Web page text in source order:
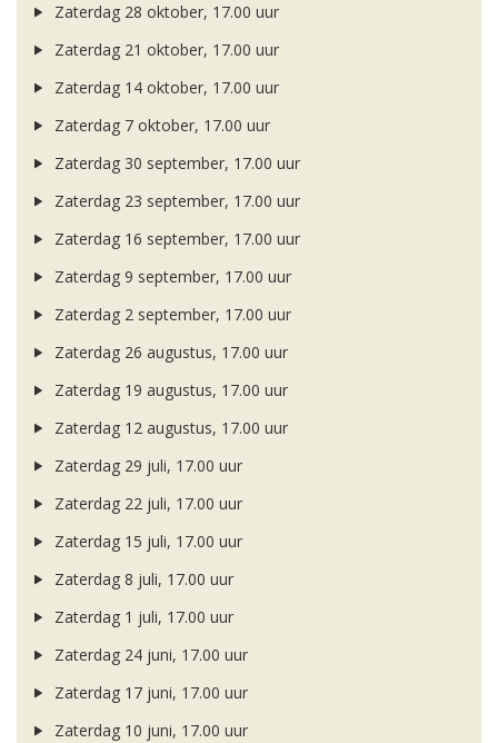
Zaterdag 28 oktober, 17.00 uur
Zaterdag 21 oktober, 17.00 uur
Zaterdag 14 oktober, 17.00 uur
Zaterdag 7 oktober, 17.00 uur
Zaterdag 30 september, 17.00 uur
Zaterdag 23 september, 17.00 uur
Zaterdag 16 september, 17.00 uur
Zaterdag 9 september, 17.00 uur
Zaterdag 2 september, 17.00 uur
Zaterdag 26 augustus, 17.00 uur
Zaterdag 19 augustus, 17.00 uur
Zaterdag 12 augustus, 17.00 uur
Zaterdag 29 juli, 17.00 uur
Zaterdag 22 juli, 17.00 uur
Zaterdag 15 juli, 17.00 uur
Zaterdag 8 juli, 17.00 uur
Zaterdag 1 juli, 17.00 uur
Zaterdag 24 juni, 17.00 uur
Zaterdag 17 juni, 17.00 uur
Zaterdag 10 juni, 17.00 uur